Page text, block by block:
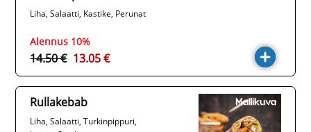
Liha, Salaatti, Kastike, Perunat
Alennus 10%
14.50 € 13.05 €
Rullakebab
Liha, Salaatti, Turkinpippuri,